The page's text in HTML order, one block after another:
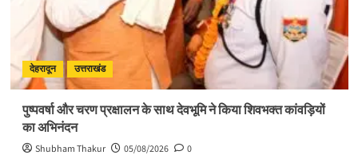
देहरादून उत्तराखंड
पुष्पवर्षा और चरण प्रक्षालन के साथ देवभूमि ने किया शिवभक्त कांवड़ियों
का अभिनंदन
Shubham Thakur 05/08/2026 0